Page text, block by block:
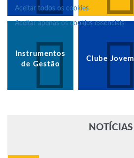
Instrumentos
de Gestão
Clube Jovem
NOTÍCIAS
Aceitar todos os cookies
Aceitar apenas os cookies essenciais